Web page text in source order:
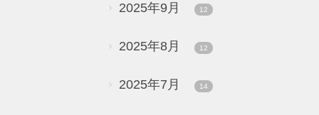
2025年9月 12
2025年8月 12
2025年7月 14